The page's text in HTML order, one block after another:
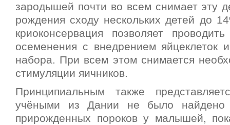
зародышей почти во всем снимает эту
рождения сходу нескольких детей до
криоконсервация позволяет
осеменения с внедрением яйцеклеток
набора. При всем этом снимается
стимуляции яичников.
Принципиальным также
учёными из Дании не было найдено
прирожденных пороков у малышей,